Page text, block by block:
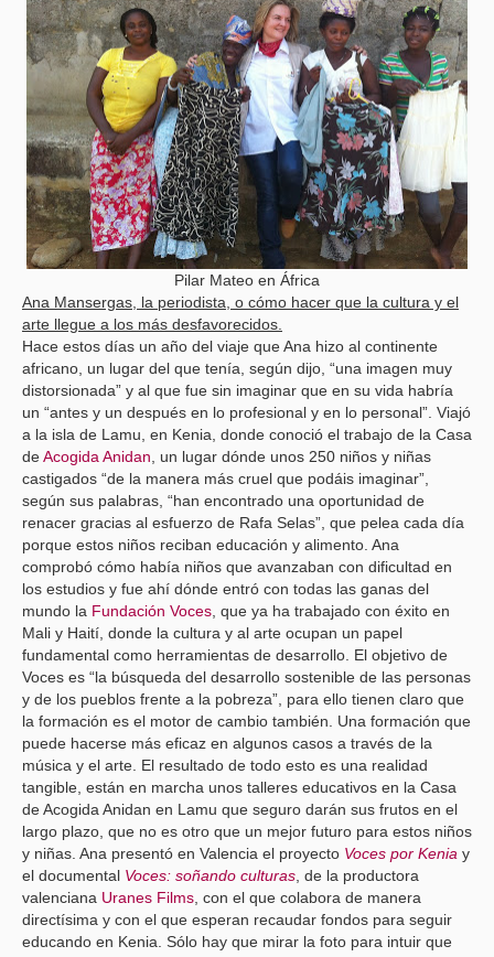
Pilar Mateo en África
Ana Mansergas, la periodista, o cómo hacer que la cultura y el
arte llegue a los más desfavorecidos.
Hace estos días un año del viaje que Ana hizo al continente
africano, un lugar del que tenía, según dijo, “una imagen muy
distorsionada” y al que fue sin imaginar que en su vida habría
un “antes y un después en lo profesional y en lo personal”. Viajó
a la isla de Lamu, en Kenia, donde conoció el trabajo de la Casa
deAcogida Anidan , un lugar dónde unos 250 niños y niñas
castigados “de la manera más cruel que podáis imaginar”,
según sus palabras, “han encontrado una oportunidad de
renacer gracias al esfuerzo de Rafa Selas”, que pelea cada día
porque estos niños reciban educación y alimento. Ana
comprobó cómo había niños que avanzaban con dificultad en
los estudios y fue ahí dónde entró con todas las ganas del
mundo la Fundación Voces , que ya ha trabajado con éxito en
Mali y Haití, donde la cultura y al arte ocupan un papel
fundamental como herramientas de desarrollo. El objetivo de
Voces es “la búsqueda del desarrollo sostenible de las personas
y de los pueblos frente a la pobreza”, para ello tienen claro que
la formación es el motor de cambio también. Una formación que
puede hacerse más eficaz en algunos casos a través de la
música y el arte. El resultado de todo esto es una realidad
tangible, están en marcha unos talleres educativos en la Casa
de Acogida Anidan en Lamu que seguro darán sus frutos en el
largo plazo, que no es otro que un mejor futuro para estos niños
y niñas. Ana presentó en Valencia el proyecto Voces por Kenia y
el documental Voces: soñando culturas , de la productora
valenciana Uranes Films , con el que colabora de manera
directísima y con el que esperan recaudar fondos para seguir
educando en Kenia. Sólo hay que mirar la foto para intuir que